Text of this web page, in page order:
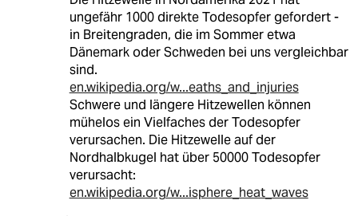
ungefähr 1000 direkte Todesopfer gefordert -
in Breitengraden, die im Sommer etwa
Dänemark oder Schweden bei uns vergleichbar
sind.
en.wikipedia.org/w...eaths_and_injuries
Schwere und längere Hitzewellen können
mühelos ein Vielfaches der Todesopfer
verursachen. Die Hitzewelle auf der
Nordhalbkugel hat über 50000 Todesopfer
verursacht:
en.wikipedia.org/w...isphere_heat_waves